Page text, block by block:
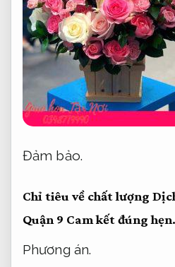
Đảm bảo.
Chỉ tiêu về chất lượng
Quận 9 Cam kết đúng hẹn.
Phương án.